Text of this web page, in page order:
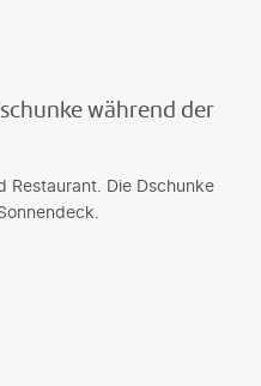
während der
Restaurant. Die Dschunke